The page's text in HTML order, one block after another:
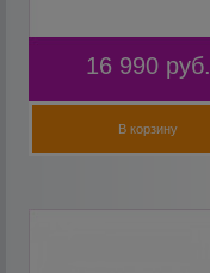
16 990 руб.
В корзину